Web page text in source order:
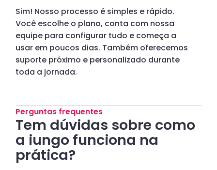
Perguntas frequentes
Tem dúvidas sobre como
a iungo funciona na
prática?
Sim! Nosso processo é simples e rápido.
Você escolhe o plano, conta com nossa
equipe para configurar tudo e começa a
usar em poucos dias. Também oferecemos
suporte próximo e personalizado durante
toda a jornada.